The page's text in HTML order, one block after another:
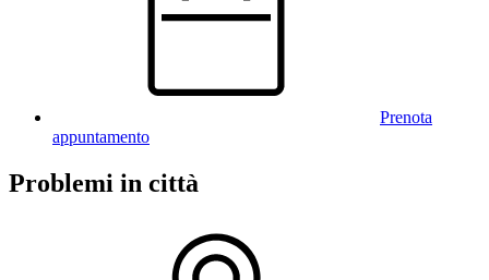
Prenota
appuntamento
Problemi in città